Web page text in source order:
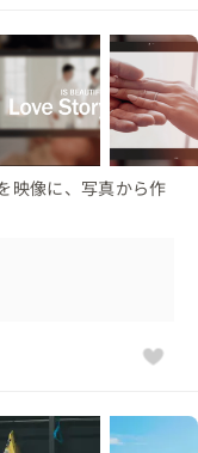
映像に、写真から作